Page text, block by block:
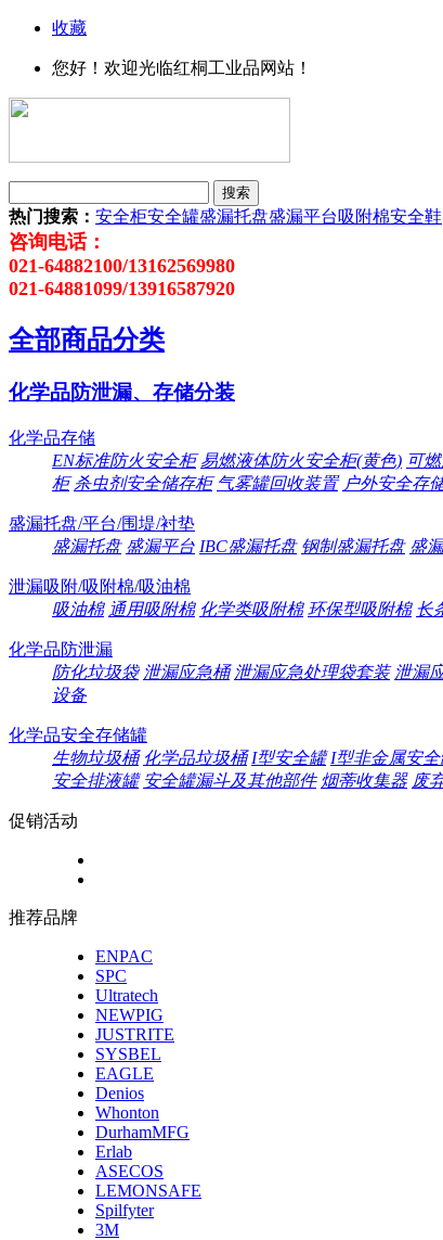
收藏
您好！欢迎光临红桐工业品网站！
热门搜索： 安全柜安全罐盛漏托盘盛漏平台吸附棉安全鞋
咨询电话：
021-64882100/13162569980
021-64881099/13916587920
全部商品分类
化学品防泄漏、存储分装
化学品存储
EN标准防火安全柜 易燃液体防火安全柜(黄色) 可
柜 杀虫剂安全储存柜 气雾罐回收装置 户外安全存
盛漏托盘/平台/围堤/衬垫
盛漏托盘 盛漏平台 IBC盛漏托盘 钢制盛漏托盘 盛
泄漏吸附/吸附棉/吸油棉
吸油棉 通用吸附棉 化学类吸附棉 环保型吸附棉 长
化学品防泄漏
防化垃圾袋 泄漏应急桶 泄漏应急处理袋套装 泄漏
设备
化学品安全存储罐
生物垃圾桶 化学品垃圾桶 I型安全罐 I型非金属安全
安全排液罐 安全罐漏斗及其他部件 烟蒂收集器 废
促销活动
推荐品牌
ENPAC
SPC
Ultratech
NEWPIG
JUSTRITE
SYSBEL
EAGLE
Denios
Whonton
DurhamMFG
Erlab
ASECOS
LEMONSAFE
Spilfyter
3M